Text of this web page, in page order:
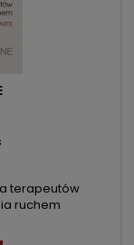
terapeutów
ruchem